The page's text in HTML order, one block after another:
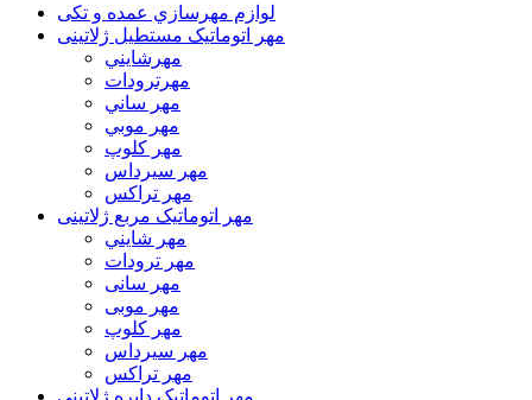
لوازم مهرسازي عمده و تکی
مهر اتوماتیک مستطيل ژلاتینی
مهرشايني
مهرترودات
مهر ساني
مهر موبي
مهر كلوپ
مهر سيرداس
مهر تراکس
مهر اتوماتیک مربع ژلاتینی
مهر شايني
مهر ترودات
مهر سانی
مهر موبی
مهر كلوپ
مهر سيرداس
مهر تراکس
مهر اتوماتیک دايره ژلاتینی